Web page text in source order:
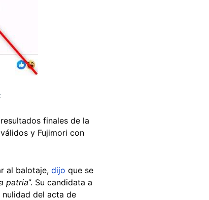
finales de la
y Fujimori con
al balotaje, dijo que se
patria”. Su candidata a
del acta de